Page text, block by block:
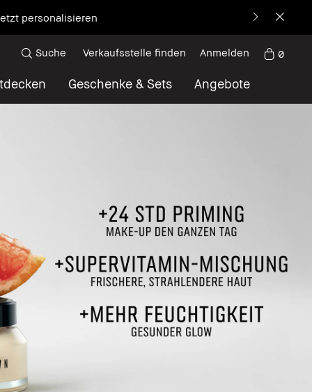
personalisieren
Geschenke & Sets Angebote
Suche Verkaufsstelle finden Anmelden 0